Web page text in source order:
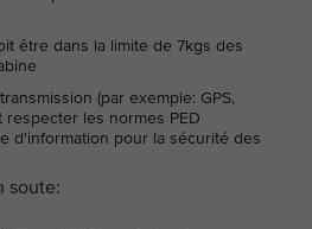
être dans la limite de 7kgs des
(par exemple: GPS,
respecter les normes PED
d'information pour la sécurité des
soute: